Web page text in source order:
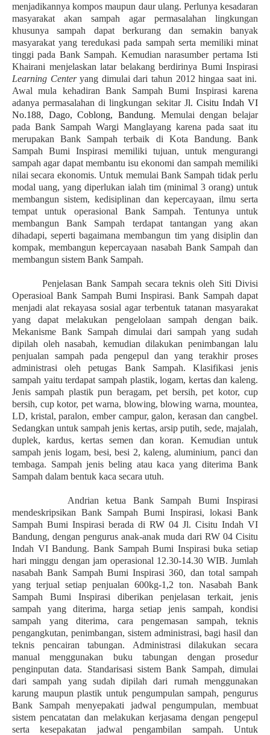
menjadikannya kompos maupun daur ulang. Perlunya kesadaran
masyarakat akan sampah agar permasalahan lingkungan
khusunya sampah dapat berkurang dan semakin banyak
masyarakat yang teredukasi pada sampah serta memiliki minat
tinggi pada Bank Sampah. Kemudian narasumber pertama Isti
Khairani menjelaskan latar belakang berdirinya Bumi Inspirasi
Learning Centeryang dimulai dari tahun 2012 hingaa saat ini.
Awal mula kehadiran Bank Sampah Bumi Inspirasi karena
adanya permasalahan di lingkungan sekitar Jl. Cisitu Indah VI
No.188, Dago, Coblong, Bandung. Memulai dengan belajar
pada Bank Sampah Wargi Manglayang karena pada saat itu
merupakan Bank Sampah terbaik di Kota Bandung. Bank
Sampah Bumi Inspirasi memiliki tujuan, untuk mengurangi
sampah agar dapat membantu isu ekonomi dan sampah memiliki
nilai secara ekonomis. Untuk memulai Bank Sampah tidak perlu
modal uang, yang diperlukan ialah tim (minimal 3 orang) untuk
membangun sistem, kedisiplinan dan kepercayaan, ilmu serta
tempat untuk operasional Bank Sampah. Tentunya untuk
membangun Bank Sampah terdapat tantangan yang akan
dihadapi, seperti bagaimana membangun tim yang disiplin dan
kompak, membangun kepercayaan nasabah Bank Sampah dan
membangun sistem Bank Sampah.
Penjelasan Bank Sampah secara teknis oleh Siti Divisi
Operasioal Bank Sampah Bumi Inspirasi. Bank Sampah dapat
menjadi alat rekayasa sosial agar terbentuk tatanan masyarakat
yang dapat melakukan pengelolaan sampah dengan baik.
Mekanisme Bank Sampah dimulai dari sampah yang sudah
dipilah oleh nasabah, kemudian dilakukan penimbangan lalu
penjualan sampah pada pengepul dan yang terakhir proses
administrasi oleh petugas Bank Sampah. Klasifikasi jenis
sampah yaitu terdapat sampah plastik, logam, kertas dan kaleng.
Jenis sampah plastik pun beragam, pet bersih, pet kotor, cup
bersih, cup kotor, pet warna, blowing, blowing warna, mountea,
LD, kristal, paralon, ember campur, galon, kerasan dan cangbel.
Sedangkan untuk sampah jenis kertas, arsip putih, sede, majalah,
duplek, kardus, kertas semen dan koran. Kemudian untuk
sampah jenis logam, besi, besi 2, kaleng, aluminium, panci dan
tembaga. Sampah jenis beling atau kaca yang diterima Bank
Sampah dalam bentuk kaca secara utuh.
Andrian ketua Bank Sampah Bumi Inspirasi
mendeskripsikan Bank Sampah Bumi Inspirasi, lokasi Bank
Sampah Bumi Inspirasi berada di RW 04 Jl. Cisitu Indah VI
Bandung, dengan pengurus anak-anak muda dari RW 04 Cisitu
Indah VI Bandung. Bank Sampah Bumi Inspirasi buka setiap
hari minggu dengan jam operasional 12.30-14.30 WIB. Jumlah
nasabah Bank Sampah Bumi Inspirasi 360, dan total sampah
yang terjual setiap penjualan 600kg-1,2 ton. Nasabah Bank
Sampah Bumi Inspirasi diberikan penjelasan terkait, jenis
sampah yang diterima, harga setiap jenis sampah, kondisi
sampah yang diterima, cara pengemasan sampah, teknis
pengangkutan, penimbangan, sistem administrasi, bagi hasil dan
teknis pencairan tabungan. Administrasi dilakukan secara
manual menggunakan buku tabungan dengan prosedur
penginputan data. Standarisasi sistem Bank Sampah, dimulai
dari sampah yang sudah dipilah dari rumah menggunakan
karung maupun plastik untuk pengumpulan sampah, pengurus
Bank Sampah menyepakati jadwal pengumpulan, membuat
sistem pencatatan dan melakukan kerjasama dengan pengepul
serta kesepakatan jadwal pengambilan sampah. Untuk